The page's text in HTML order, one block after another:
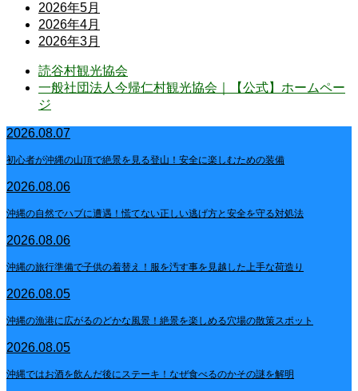
2026年5月
2026年4月
2026年3月
読谷村観光協会
一般社団法人今帰仁村観光協会｜【公式】ホームペー
ジ
2026.08.07
初心者が沖縄の山頂で絶景を見る登山！安全に楽しむための装備
2026.08.06
沖縄の自然でハブに遭遇！慌てない正しい逃げ方と安全を守る対処法
2026.08.06
沖縄の旅行準備で子供の着替え！服を汚す事を見越した上手な荷造り
2026.08.05
沖縄の漁港に広がるのどかな風景！絶景を楽しめる穴場の散策スポット
2026.08.05
沖縄ではお酒を飲んだ後にステーキ！なぜ食べるのかその謎を解明